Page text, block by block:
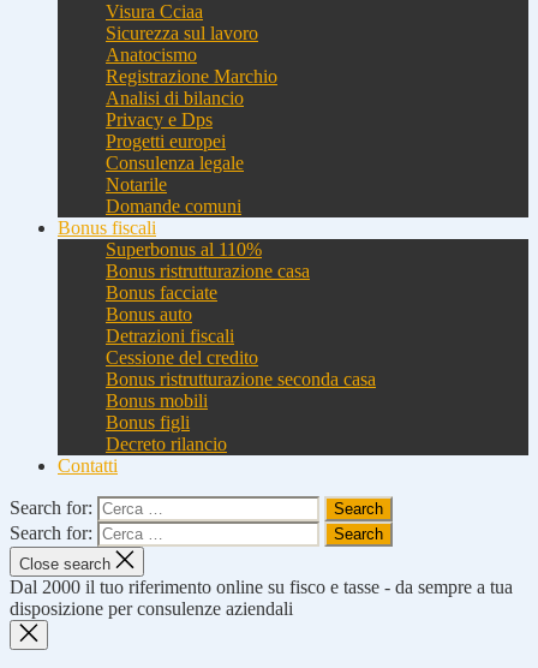
Visura Cciaa
Sicurezza sul lavoro
Anatocismo
Registrazione Marchio
Analisi di bilancio
Privacy e Dps
Progetti europei
Consulenza legale
Notarile
Domande comuni
Bonus fiscali
Superbonus al 110%
Bonus ristrutturazione casa
Bonus facciate
Bonus auto
Detrazioni fiscali
Cessione del credito
Bonus ristrutturazione seconda casa
Bonus mobili
Bonus figli
Decreto rilancio
Contatti
Search for:
Search for:
Close search
Dal 2000 il tuo riferimento online su fisco e tasse - da sempre a tua
disposizione per consulenze aziendali